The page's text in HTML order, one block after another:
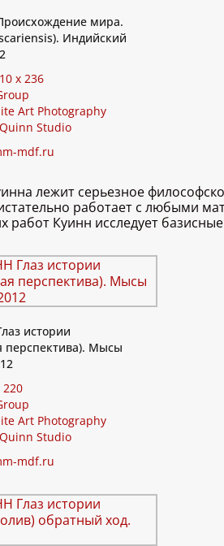
мира.
Индийский
x 236
Art Photography
Studio
mdf.ru
лежит серьезное
работает с любыми
работ Куинн исследует
истории
перспектива). Мысы
220
Art Photography
Studio
mdf.ru